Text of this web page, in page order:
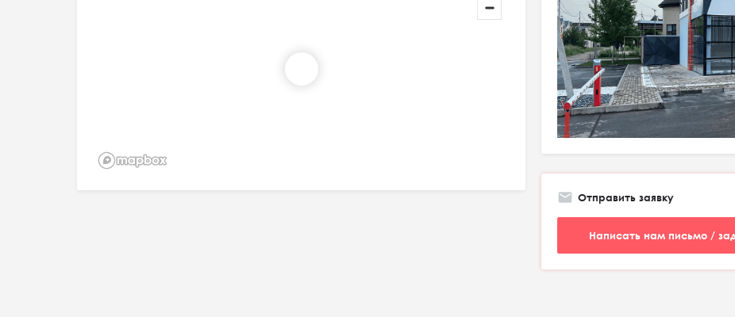
Отправить заявку
Написать нам письмо /